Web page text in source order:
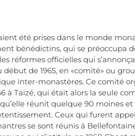
été prises dans le monde
bénédictins, qui se préoccupa
réformes officielles qui
de 1965, en «comité» ou
inter-monastères. Ce comité
à Taizé, qui était alors la seule
réunit quelque 90 moines
Ceux qui furent
se sont réunis à